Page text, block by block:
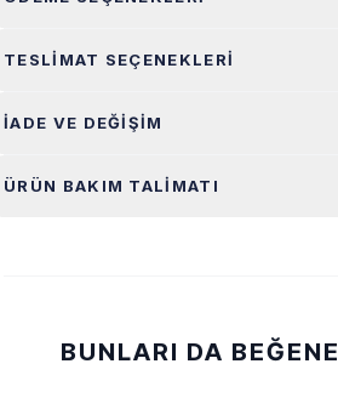
TESLIMAT SEÇENEKLERI
İADE VE DEĞIŞIM
ÜRÜN BAKIM TALIMATI
BUNLARI DA